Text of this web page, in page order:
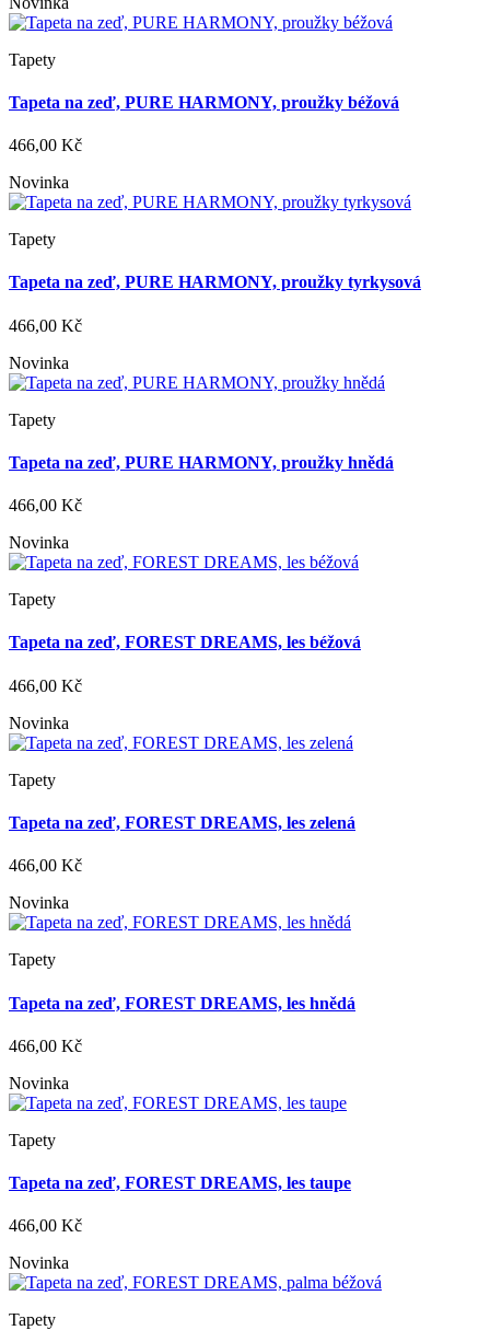
Tapety
Tapeta na zeď, PURE HARMONY, proužky béžová
466,00 Kč
Novinka
Tapety
Tapeta na zeď, PURE HARMONY, proužky tyrkysová
466,00 Kč
Novinka
Tapety
Tapeta na zeď, PURE HARMONY, proužky hnědá
466,00 Kč
Novinka
Tapety
Tapeta na zeď, FOREST DREAMS, les béžová
466,00 Kč
Novinka
Tapety
Tapeta na zeď, FOREST DREAMS, les zelená
466,00 Kč
Novinka
Tapety
Tapeta na zeď, FOREST DREAMS, les hnědá
466,00 Kč
Novinka
Tapety
Tapeta na zeď, FOREST DREAMS, les taupe
466,00 Kč
Novinka
Tapety